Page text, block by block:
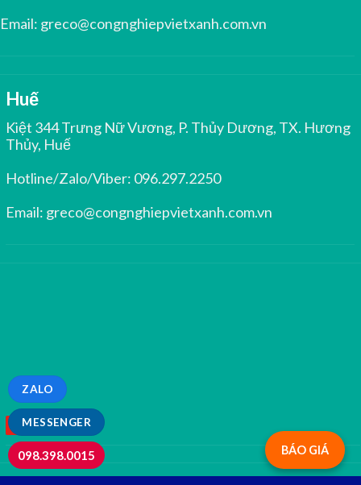
MESSENGER
ZALO
098.398.0015
Email: greco@congnghiepvietxanh.com.vn
Huế
Kiệt 344 Trưng Nữ Vương, P. Thủy Dương, TX. Hương
Thủy, Huế
Hotline/Zalo/Viber: 096.297.2250
Email: greco@congnghiepvietxanh.com.vn
BÁO GIÁ